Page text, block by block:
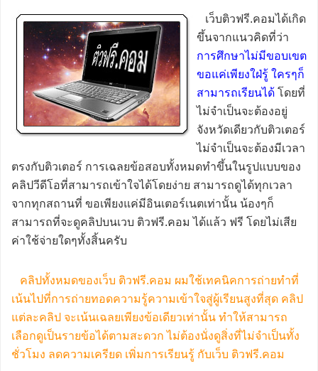
เว็บติวฟรี.คอมได้เกิด
ขึ้นจากแนวคิดที่ว่า
การศึกษาไม่มีขอบเขต
ขอแค่เพียงใฝ่รู้ ใครๆก็
สามารถเรียนได้ โดยที่
ไม่จำเป็นจะต้องอยู่
จังหวัดเดียวกับติวเตอร์
ไม่จำเป็นจะต้องมีเวลา
ตรงกับติวเตอร์ การเฉลยข้อสอบทั้งหมดทำขึ้นในรูปแบบของ
คลิปวีดีโอที่สามารถเข้าใจได้โดยง่าย สามารถดูได้ทุกเวลา
จากทุกสถานที่ ขอเพียงแค่มีอินเตอร์เนตเท่านั้น น้องๆก็
สามารถที่จะดูคลิปบนเวบ ติวฟรี.คอม ได้แล้ว ฟรี โดยไม่เสีย
ค่าใช้จ่ายใดๆทั้งสิ้นครับ
คลิปทั้งหมดของเว็บ ติวฟรี.คอม ผมใช้เทคนิคการถ่ายทำที่
เน้นไปที่การถ่ายทอดความรู้ความเข้าใจสู่ผู้เรียนสูงที่สุด คลิป
แต่ละคลิป จะเน้นเฉลยเพียงข้อเดียวเท่านั้น ทำให้สามารถ
เลือกดูเป็นรายข้อได้ตามสะดวก ไม่ต้องนั่งดูสิ่งที่ไม่จำเป็นทั้ง
ชั่วโมง ลดความเครียด เพิ่มการเรียนรู้ กับเว็บ ติวฟรี.คอม